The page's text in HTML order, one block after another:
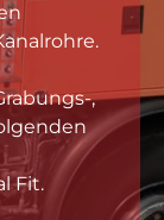
,
Fit.